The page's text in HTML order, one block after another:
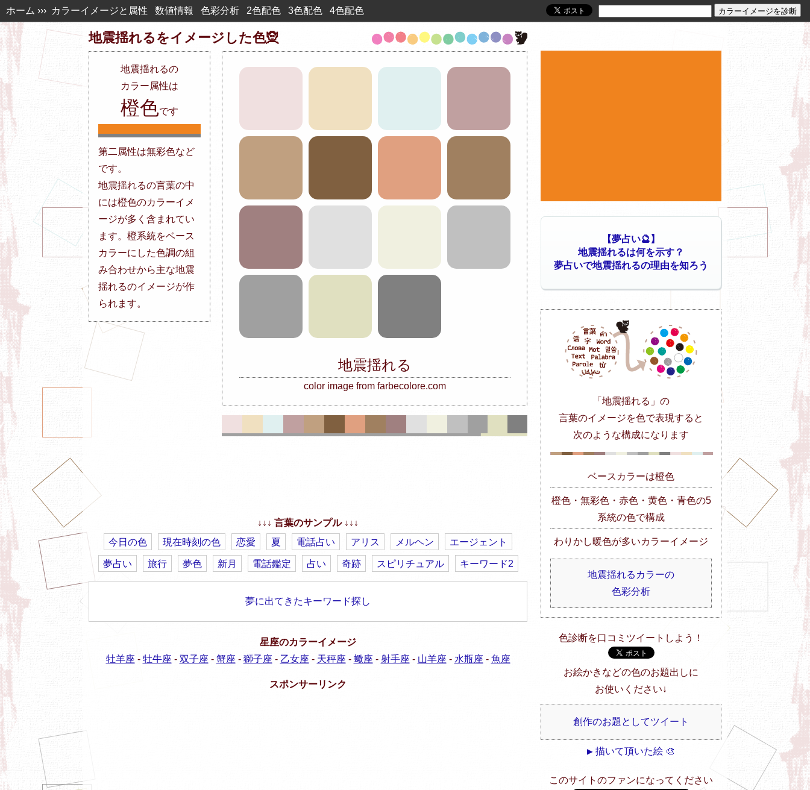
ホーム ››› カラーイメージと属性 数値情報 色彩分析 2色配色 3色配色 4色配色
地震揺れるをイメージした色🧝
地震揺れる
color image from farbecolore.com
地震揺れるの
カラー属性は
橙色です
第二属性は無彩色など
です。
地震揺れるの言葉の中
には橙色のカラーイメ
ージが多く含まれてい
ます。橙系統をベース
カラーにした色調の組
み合わせから主な地震
揺れるのイメージが作
られます。
↓↓↓ 言葉のサンプル ↓↓↓
今日の色
現在時刻の色 恋愛 夏 電話占い アリス メルヘン エージェント
夢占い 旅行 夢色 新月 電話鑑定 占い 奇跡 スピリチュアル キーワード2
夢に出てきたキーワード探し
星座のカラーイメージ
牡羊座 - 牡牛座 - 双子座 - 蟹座 - 獅子座 - 乙女座 - 天秤座 - 蠍座 - 射手座 - 山羊座 - 水瓶座 - 魚座
スポンサーリンク
【夢占い🔮】
地震揺れるは何を示す？
夢占いで地震揺れるの理由を知ろう
「地震揺れる」の
言葉のイメージを色で表現すると
次のような構成になります
ベースカラーは橙色
橙色・無彩色・赤色・黄色・青色の5
系統の色で構成
わりかし暖色が多いカラーイメージ
地震揺れるカラーの
色彩分析
色診断を口コミツイートしよう！
お絵かきなどの色のお題出しに
お使いください↓
創作のお題としてツイート
▶ 描いて頂いた絵 🎨
このサイトのファンになってください